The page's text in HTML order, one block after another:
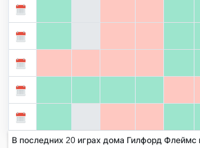
В последних 20 играх дома Гилфорд Флеймс